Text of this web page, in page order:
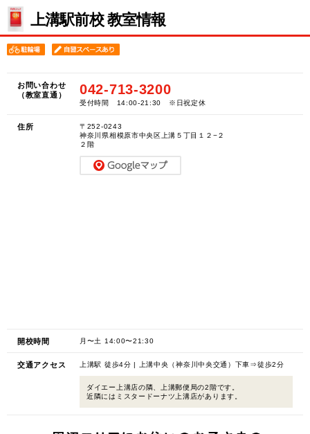
上溝駅前校 教室情報
お問い合わせ
（教室直通）
042-713-3200
受付時間 14:00-21:30 ※日祝定休
住所
〒252-0243
神奈川県相模原市中央区上溝５丁目１２−２
２階
開校時間 月〜土 14:00〜21:30
交通アクセス 上溝駅 徒歩4分 | 上溝中央（神奈川中央交通）下車⇒徒歩2分
ダイエー上溝店の隣、上溝郵便局の2階です。
近隣にはミスタードーナツ上溝店があります。